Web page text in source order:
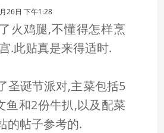
26日 下午1:28
火鸡腿,不懂得怎样烹
.此贴真是来得适时.
圣诞节派对,主菜包括5
鱼和2份牛扒,以及配菜
的帖子参考的.